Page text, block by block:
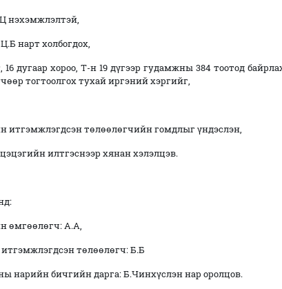
нэхэмжлэлтэй,
нарт холбогдох,
16 дугаар хороо, Т-н 19 дүгээр гудамжны 384 тоотод
тогтоолгох тухай иргэний хэргийг,
итгэмжлэгдсэн төлөөлөгчийн гомдлыг үндэслэн,
илтгэснээр хянан хэлэлцэв.
өмгөөлөгч: А.А,
төлөөлөгч: Б.Б
нарийн бичгийн дарга: Б.Чинхүслэн нар оролцов.